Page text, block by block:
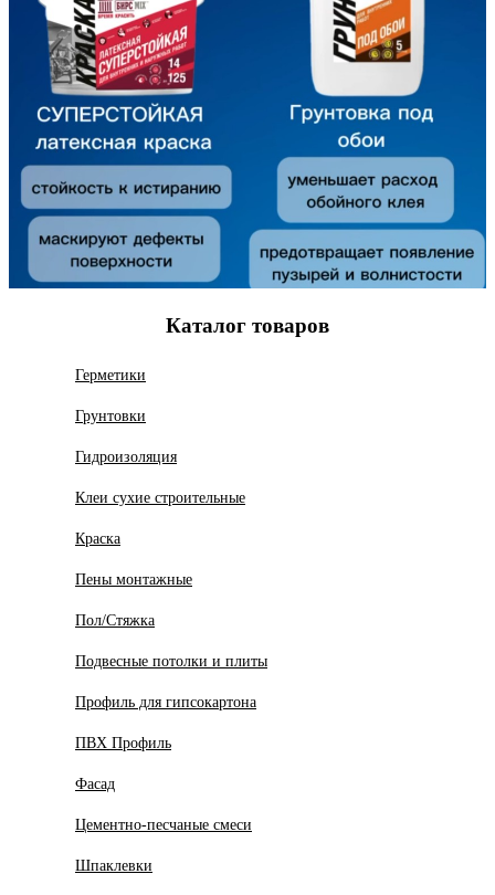
Каталог товаров
Герметики
Грунтовки
Гидроизоляция
Клеи сухие строительные
Краска
Пены монтажные
Пол/Стяжка
Подвесные потолки и плиты
Профиль для гипсокартона
ПВХ Профиль
Фасад
Цементно-песчаные смеси
Шпаклевки